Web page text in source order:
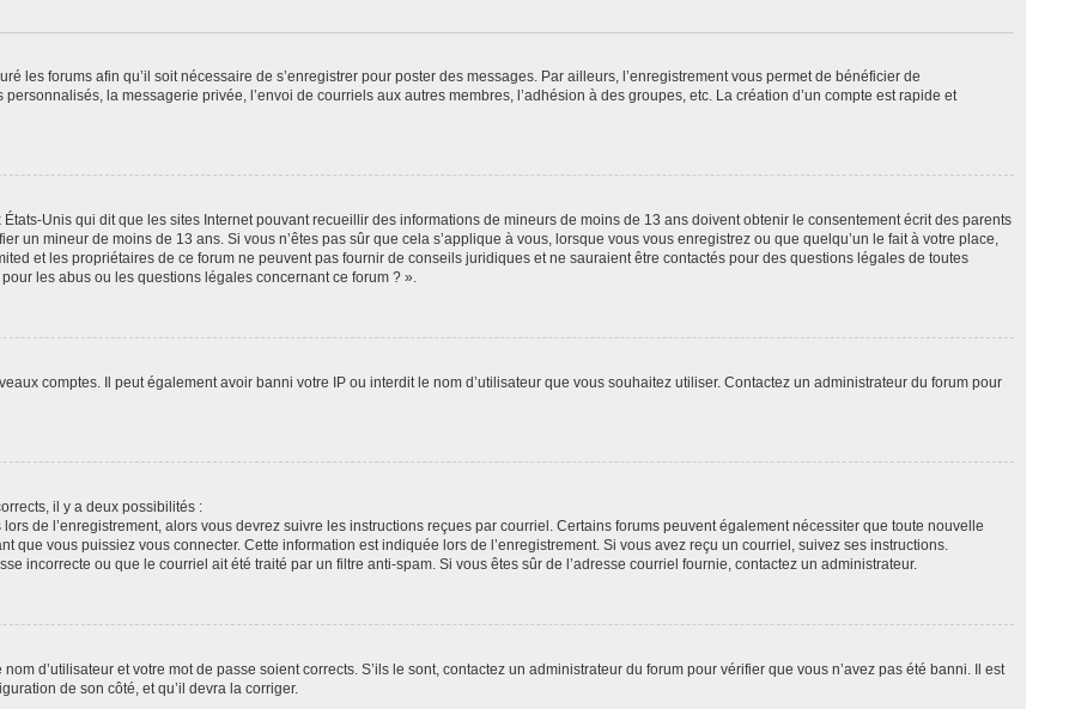
les forums afin qu’il soit nécessaire de s’enregistrer pour poster des messages. Par ailleurs, l’enregistrement vous permet de bénéficier de
la messagerie privée, l’envoi de courriels aux autres membres, l’adhésion à des groupes, etc. La création d’un compte est rapide et
Unis qui dit que les sites Internet pouvant recueillir des informations de mineurs de moins de 13 ans doivent obtenir le consentement écrit des parents
un mineur de moins de 13 ans. Si vous n’êtes pas sûr que cela s’applique à vous, lorsque vous vous enregistrez ou que quelqu’un le fait à votre place,
et les propriétaires de ce forum ne peuvent pas fournir de conseils juridiques et ne sauraient être contactés pour des questions légales de toutes
les abus ou les questions légales concernant ce forum ? ».
comptes. Il peut également avoir banni votre IP ou interdit le nom d’utilisateur que vous souhaitez utiliser. Contactez un administrateur du forum pour
il y a deux possibilités :
de l’enregistrement, alors vous devrez suivre les instructions reçues par courriel. Certains forums peuvent également nécessiter que toute nouvelle
que vous puissiez vous connecter. Cette information est indiquée lors de l’enregistrement. Si vous avez reçu un courriel, suivez ses instructions.
incorrecte ou que le courriel ait été traité par un filtre anti-spam. Si vous êtes sûr de l’adresse courriel fournie, contactez un administrateur.
d’utilisateur et votre mot de passe soient corrects. S’ils le sont, contactez un administrateur du forum pour vérifier que vous n’avez pas été banni. Il est
de son côté, et qu’il devra la corriger.